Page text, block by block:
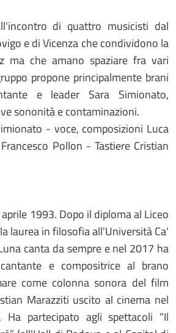
di quattro musicisti dal
e di Vicenza che condividono la
ma che amano spaziare fra vari
propone principalmente brani
e leader Sara Simionato,
sononità e contaminazioni.
- voce, composizioni Luca
Pollon - Tastiere Cristian
1993. Dopo il diploma al Liceo
laurea in filosofia all'Università Ca'
canta da sempre e nel 2017 ha
e compositrice al brano
come colonna sonora del film
Marazziti uscito al cinema nel
partecipato agli spettacoli “Il